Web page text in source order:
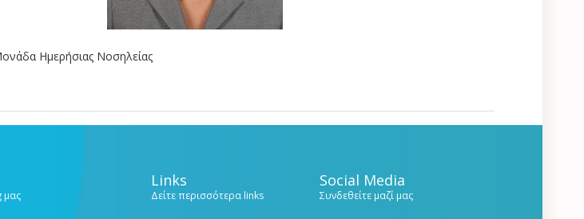
Ημερήσιας Νοσηλείας
μας
Links
Δείτε περισσότερα links
Social Media
Συνδεθείτε μαζί μας